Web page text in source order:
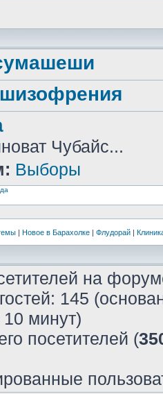
Чубайс...
Выборы
| Новое в Барахолке | Флудорай |
на
145
минут)
посетителей (